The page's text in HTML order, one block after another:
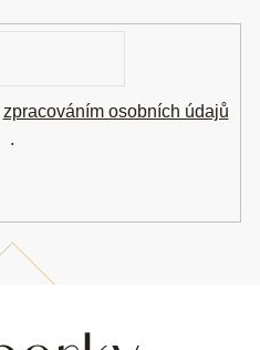
zpracováním osobních údajů
.